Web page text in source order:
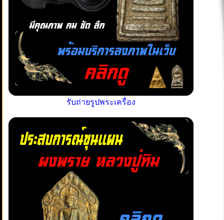
รับถ่ายรูปพระเครื่อง